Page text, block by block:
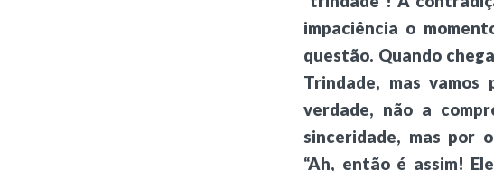
impaciência o
questão. Quando
Trindade, mas
verdade, não a
sinceridade, mas por
“Ah, então é assim!